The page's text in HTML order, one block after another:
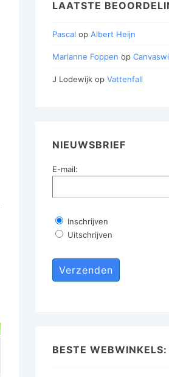
LAATSTE
Pascal op Albert Heijn
Marianne Foppen op
J Lodewijkop Vattenfall
NIEUWSBRIEF
E-mail:
Inschrijven
Uitschrijven
BESTE WEBWINKELS: